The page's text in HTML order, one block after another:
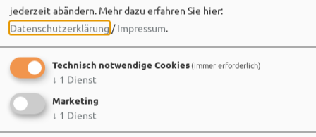
Bergwaldtheater
01. August um 10:08 via Facebook
jederzeit abändern. Mehr dazu erfahren Sie hier:
Datenschutzerklärung /Impressum.
Technisch notwendige Cookies(immer erforderlich)
↓ 1 Dienst
Marketing
↓ 1 Dienst